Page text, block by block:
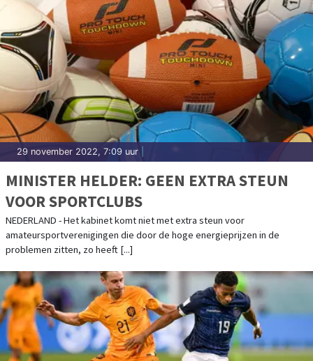
29 november 2022, 7:09 uur
MINISTER HELDER: GEEN EXTRA STEUN
VOOR SPORTCLUBS
NEDERLAND - Het kabinet komt niet met extra steun voor
amateursportverenigingen die door de hoge energieprijzen in de
problemen zitten, zo heeft [...]